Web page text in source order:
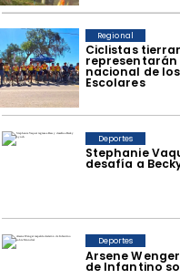
​Ciclistas
nacional de
Escolares
Regional
Stephanie
desafía a
Deportes
Arsene
de Infantino
Deportes